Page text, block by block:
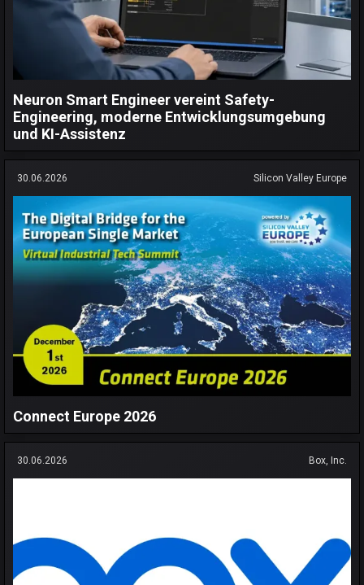
Neuron Smart Engineer vereint Safety-
Engineering, moderne Entwicklungsumgebung
und KI-Assistenz
30.06.2026 Silicon Valley Europe
Connect Europe 2026
30.06.2026 Box, Inc.